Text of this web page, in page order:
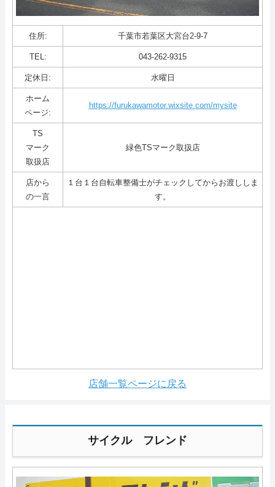
住所: 千葉市若葉区大宮台2-9-7
TEL: 043-262-9315
定休日: 水曜日
ホーム
ページ:
https://furukawamotor.wixsite.com/mysite
TS
マーク
取扱店
緑色TSマーク取扱店
店から
の一言
１台１台自転車整備士がチェックしてからお渡ししま
す。
店舗一覧ページに戻る
サイクル フレンド